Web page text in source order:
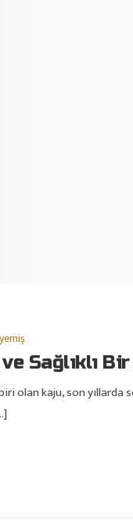
Sağlıklı Bir
olan kaju, son yıllarda